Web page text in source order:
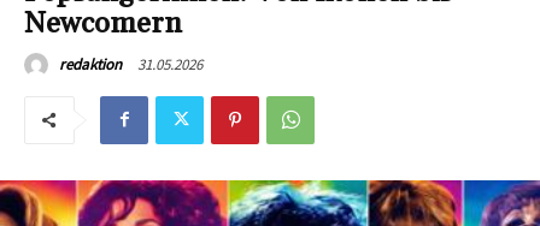
Newcomern
redaktion 31.05.2026